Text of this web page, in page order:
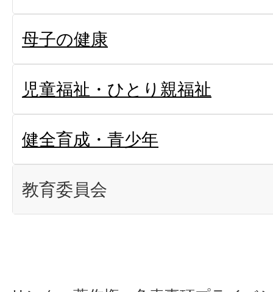
母子の健康
児童福祉・ひとり親福祉
健全育成・青少年
教育委員会